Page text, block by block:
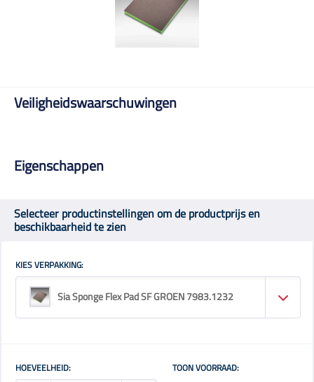
Veiligheidswaarschuwingen
Eigenschappen
Selecteer productinstellingen om de productprijs en
beschikbaarheid te zien
KIES VERPAKKING:
Sia Sponge Flex Pad SF GROEN 7983.1232
HOEVEELHEID: TOON VOORRAAD: